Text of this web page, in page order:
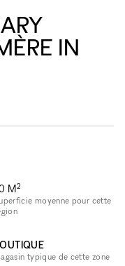
IN
M2
moyenne pour cette
typique de cette zone